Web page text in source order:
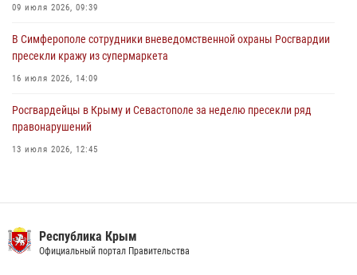
09 июля 2026, 09:39
В Симферополе сотрудники вневедомственной охраны Росгвардии
пресекли кражу из супермаркета
16 июля 2026, 14:09
Росгвардейцы в Крыму и Севастополе за неделю пресекли ряд
правонарушений
13 июля 2026, 12:45
В Ялте росгвардейцы задержали подозреваемого в краже
Республика Крым
Официальный портал Правительства